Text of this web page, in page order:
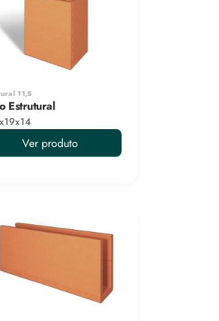
11,5
Estrutural
Ver produto